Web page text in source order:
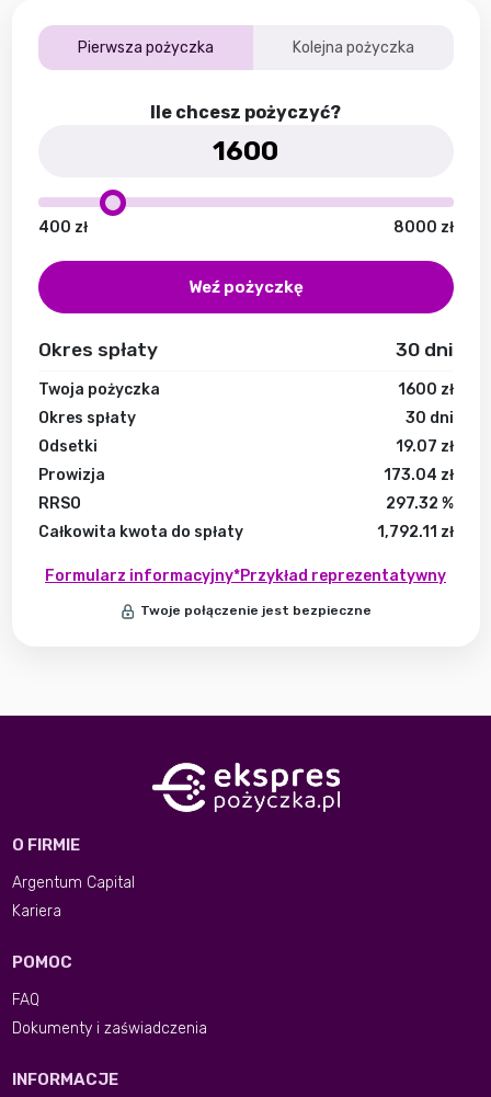
Pierwsza pożyczka Kolejna pożyczka
Ile chcesz pożyczyć?
400 zł 8000 zł
Weź pożyczkę
Okres spłaty 30dni
Twoja pożyczka 1600 zł
Okres spłaty
30 dni
Odsetki
19.07 zł
Prowizja
173.04 zł
RRSO
297.32 %
Całkowita kwota do spłaty
1,792.11 zł
Formularz informacyjny*Przykład reprezentatywny
Twoje połączenie jest bezpieczne
O FIRMIE
Argentum Capital
Kariera
POMOC
FAQ
Dokumenty i zaświadczenia
INFORMACJE